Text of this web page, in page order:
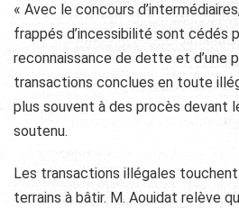
« Avec le concours
frappés d’incessibilité sont cédés
reconnaissance de dette et d’une
transactions conclues en toute
plus souvent à des procès devant
soutenu.
Les transactions illégales
terrains à bâtir. M. Aouidat relève